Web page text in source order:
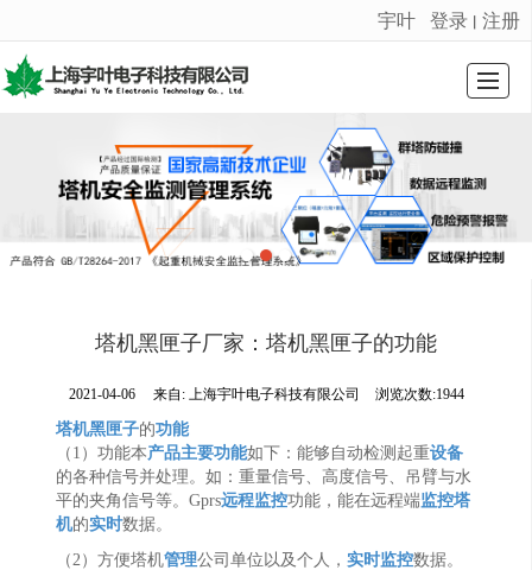
很遗憾，因您的浏览器版本过低导致无法获得最佳浏览体验，推荐下载安装谷歌浏览器！
宇叶 登录 丨 注册
公司介绍 荣誉证书 产品展示 留言反馈 联系我们
塔机黑匣子厂家：塔机黑匣子的功能
2021-04-06 来自: 上海宇叶电子科技有限公司 浏览次数:1944
塔机黑匣子的功能
（1）功能本产品主要功能如下：能够自动检测起重设备
的各种信号并处理。如：重量信号、高度信号、吊臂与水
平的夹角信号等。Gprs远程监控功能，能在远程端监控塔
机的实时数据。
（2）方便塔机管理公司单位以及个人，实时监控数据。